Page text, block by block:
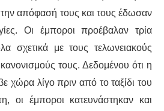
απόφασή τους και τους έδωσαν
Οι έμποροι προέβαλαν τρία
σχετικά με τους τελωνειακούς
τους. Δεδομένου ότι η
χώρα λίγο πριν από το ταξίδι του
οι έμποροι κατευνάστηκαν και